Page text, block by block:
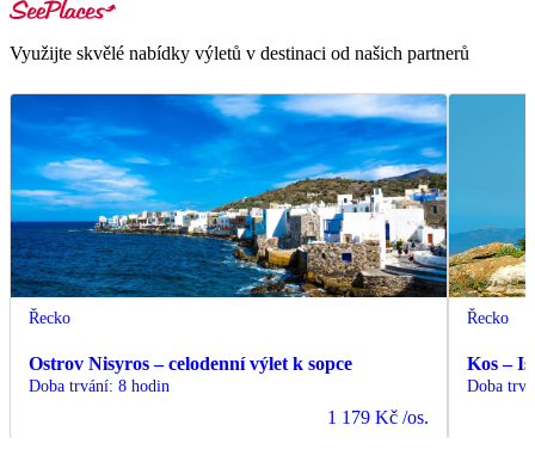
Využijte skvělé nabídky výletů v destinaci od našich partnerů
Řecko
Ostrov Nisyros – celodenní výlet k sopce
Doba trvání: 8 hodin
1 179 Kč /os.
Řecko
Kos –
Doba